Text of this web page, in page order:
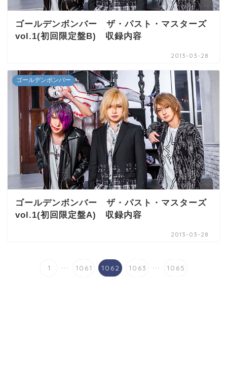
ゴールデンボンバー ザ・パスト・マスターズ
vol.1(初回限定盤B) 収録内容
2013-03-28
ゴールデンボンバー
ゴールデンボンバー ザ・パスト・マスターズ
vol.1(初回限定盤A) 収録内容
2013-03-28
1 ... 1061 1062 1063 ... 1065